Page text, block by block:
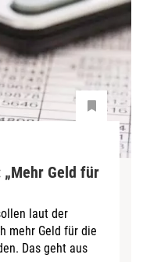
Geld für
laut der
mehr Geld für die
Das geht aus